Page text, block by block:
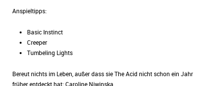
Anspieltipps:
Basic Instinct
Creeper
Tumbeling Lights
Bereut nichts im Leben, außer dass sie The Acid nicht schon ein Jahr
früher entdeckt hat: Caroline Niwinska